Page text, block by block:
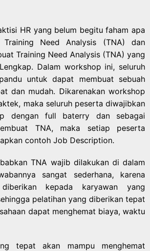
HR yang belum begitu faham apa
Training Need Analysis (TNA) dan
Training Need Analysis (TNA) yang
Dalam workshop ini, seluruh
untuk dapat membuat sebuah
dan mudah. Dikarenakan workshop
maka seluruh peserta diwajibkan
dengan full baterry dan sebagai
TNA, maka setiap peserta
contoh Job Description.
TNA wajib dilakukan di dalam
sangat sederhana, karena
kepada karyawan yang
pelatihan yang diberikan tepat
dapat menghemat biaya, waktu
tepat akan mampu menghemat